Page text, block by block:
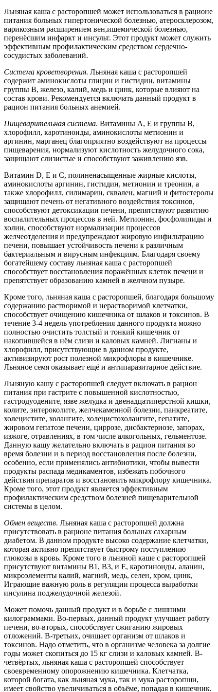
Льняная каша с расторопшей может использоваться в рационе
питания больных гипертонической болезнью, атеросклерозом,
варикозным расширением вен,ишемической болезнью,
перенёсшим инфаркт и инсульт. Этот продукт может служить
эффективным профилактическим средством сердечно-
сосудистых заболеваний.
Система кроветворения. Льняная каша с расторопшей
содержит аминокислоты глицин и гистидин, витамины
группы В, железо, калий, медь и цинк, которые влияют на
состав крови. Рекомендуется включать данный продукт в
рацион питания больных анемией.
Пищеварительная система. Витамины А, Е и группы В,
хлорофилл, каротиноиды, аминокислоты метионин и
аргинин, марганец благоприятно воздействуют на процессы
пищеварения, нормализуют кислотность желудочного сока,
защищают слизистые и способствуют заживлению язв.
Витамин D, Е и С, полиненасыщенные жирные кислоты,
аминокислоты аргинин, гистидин, метионин и треонин, а
также хлорофилл, силимарин, сквален, магний и фитостеролы
защищают печень от негативного воздействия токсинов,
способствуют детоксикации печени, препятствуют развитию
воспалительных процессов в ней. Метионин, фосфолипиды и
холин, способствуют нормализации процессов
желчеотделения и предупреждают жировую инфильтрацию
печени, повышает устойчивость печени к различным
бактериальным и вирусным инфекциям. Благодаря своему
богатейшему составу льняная каша с расторопшей
способствует восстановления поражённых клеток печени и
препятствует образованию камней в желчном пузыре.
Кроме того, льняная каша с расторопшей, благодаря большому
содержанию растворимой и нерастворимой клетчатки,
способствует очищению кишечника от шлаков и токсинов. В
течение 3-4 недель употребления данного продукта можно
полностью очистить толстый и тонкий кишечник от
накопившейся в нём слизи и каловых камней. Лигнаны и
хлорофилл, присутствующие в данном продукте,
активизируют рост полезной микрофлоры в кишечнике.
Льняное семя оказывает ещё и антипаразитарное действие.
Льняную кашу с расторопшей следует включать в рацион
питания при гастрите с повышенной кислотностью,
гастродуодените, язве желудка и двенадцатиперстной кишки,
колите, энтероколите, желчекаменной болезни, панкреатите,
холецистите, холангите, холецистохолангите, гепатите,
жировом гепатозе печени, циррозе, дисбактериозе, запорах,
изжоге, отравлениях, в том числе алкогольных, гельментозе.
Данную кашу желательно включать в рацион питания во
время болезни и в период восстановления после болезни,
особенно, если применялись антибиотики, чтобы вывести
продукты распада медикаментов, избежать побочного
действия препаратов и восстановить микрофлору кишечника.
Кроме того, этот продукт является эффективным
профилактическим средством болезней пищеварительной
системы в целом.
Обмен веществ. Льняная каша с расторопшей должна
присутствовать в рационе питания больных сахарным
диабетом. В данном продукте высоко содержание клетчатки,
которая активно препятствует быстрому поступлению
глюкозы в кровь. Кроме того в льняной каше с расторопшей
присутствуют витамины В1, В3, и Е, каротиноиды, аланин,
микроэлементы калий, магний, медь, селен, хром, цинк,
Играющие важную роль в регуляции процесса выработки
инсулина поджелудочной железой.
Может помочь данный продукт и в борьбе с лишними
килограммами. Во-первых, данный продукт улучшает работу
печени, во-вторых, способствует сжиганию жировых
отложений. В-третьих, очищает организм от шлаков и
токсинов. Надо отметить, что в организме человека за долгие
годы может скопиться до 15 кг слизи и каловых камней. В-
четвёртых, льняная каша с расторопшей способствует
своевременному опорожнению кишечника. Клетчатка,
которой богата, как льняная мука, так и мука расторопши,
имеет свойство увеличиваться в объёме, попадая в кишечник.